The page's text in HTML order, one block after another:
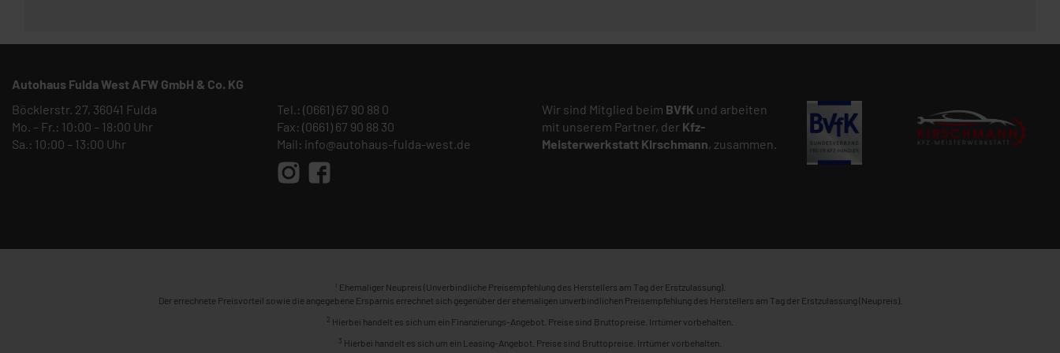
Autohaus Fulda West AFW GmbH & Co. KG
Böcklerstr. 27, 36041 Fulda
Mo. – Fr.: 10:00 – 18:00 Uhr
Sa.: 10:00 – 13:00 Uhr
Tel.: (0661) 67 90 88 0
Fax: (0661) 67 90 88 30
Mail: info@autohaus-fulda-west.de
Wir sind Mitglied beim BVfK und arbeiten
mit unserem Partner, der Kfz-
Meisterwerkstatt Kirschmann, zusammen.
1 Ehemaliger Neupreis (Unverbindliche Preisempfehlung des Herstellers am Tag der Erstzulassung).
Der errechnete Preisvorteil sowie die angegebene Ersparnis errechnet sich gegenüber der ehemaligen unverbindlichen Preisempfehlung des Herstellers am Tag der Erstzulassung (Neupreis).
2 Hierbei handelt es sich um ein Finanzierungs-Angebot. Preise sind Bruttopreise. Irrtümer vorbehalten.
3 Hierbei handelt es sich um ein Leasing-Angebot. Preise sind Bruttopreise. Irrtümer vorbehalten.